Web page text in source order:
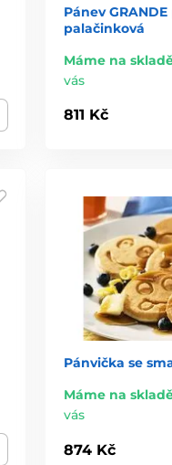
Pánev
palačinková
Máme na
vás
811 Kč
Pánvička se
Máme na
vás
874 Kč